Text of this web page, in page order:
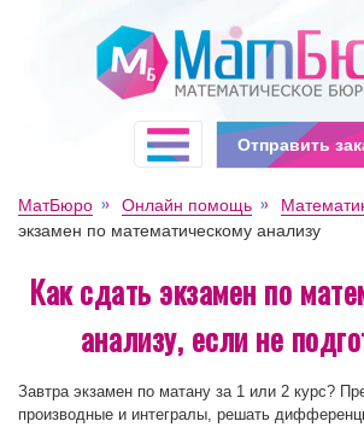
МатБюро Онлайн помощь
экзамен по математическому анализу
Как сдать экзамен по
анализу, если не
Завтра экзамен по матану за 1 или 2 курс?
производные и интегралы, решать
Отправить